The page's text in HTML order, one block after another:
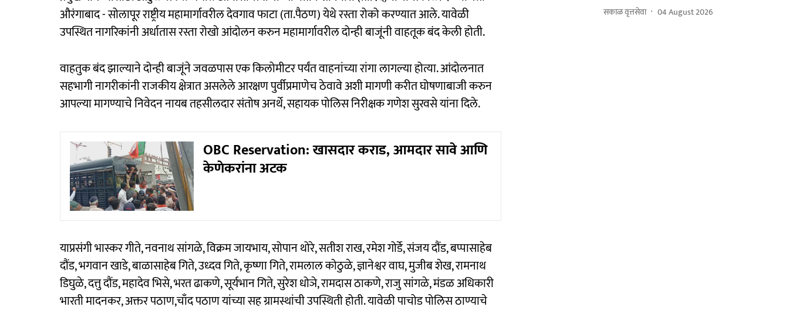
औरंगाबाद - सोलापूर राष्ट्रीय महामार्गावरील देवगाव फाटा (ता.पैठण) येथे रस्ता रोको करण्यात आले. यावेळी
उपस्थित नागरिकांनी अर्धातास रस्ता रोखो आंदोलन करुन महामार्गावरील दोन्ही बाजूंनी वाहतूक बंद केली होती.
वाहतुक बंद झाल्याने दोन्ही बाजूंने जवळपास एक किलोमीटर पर्यंत वाहनांच्या रांगा लागल्या होत्या. आंदोलनात
सहभागी नागरीकांनी राजकीय क्षेत्रात असलेले आरक्षण पुर्वीप्रमाणेच ठेवावे अशी मागणी करीत घोषणाबाजी करुन
आपल्या मागण्याचे निवेदन नायब तहसीलदार संतोष अनर्थे, सहायक पोलिस निरीक्षक गणेश सुरवसे यांना दिले.
OBC Reservation: खासदार कराड, आमदार सावे आणि
केणेकरांना अटक
याप्रसंगी भास्कर गीते, नवनाथ सांगळे, विक्रम जायभाय, सोपान थोरे, सतीश राख, रमेश गोर्डे, संजय दौंड, बप्पासाहेब
दौंड, भगवान खाडे, बाळासाहेब गिते, उध्दव गिते, कृष्णा गिते, रामलाल कोठुळे, ज्ञानेश्वर वाघ, मुजीब शेख, रामनाथ
डिघुळे, दत्तु दौंड, महादेव भिसे, भरत ढाकणे, सूर्यभान गिते, सुरेश धोञे, रामदास ठाकणे, राजु सांगळे, मंडळ अधिकारी
भारती मादनकर, अक्तर पठाण,चाँद पठाण यांच्या सह ग्रामस्थांची उपस्थिती होती. यावेळी पाचोड पोलिस ठाण्याचे
सकाळ वृत्तसेवा 04 August 2026